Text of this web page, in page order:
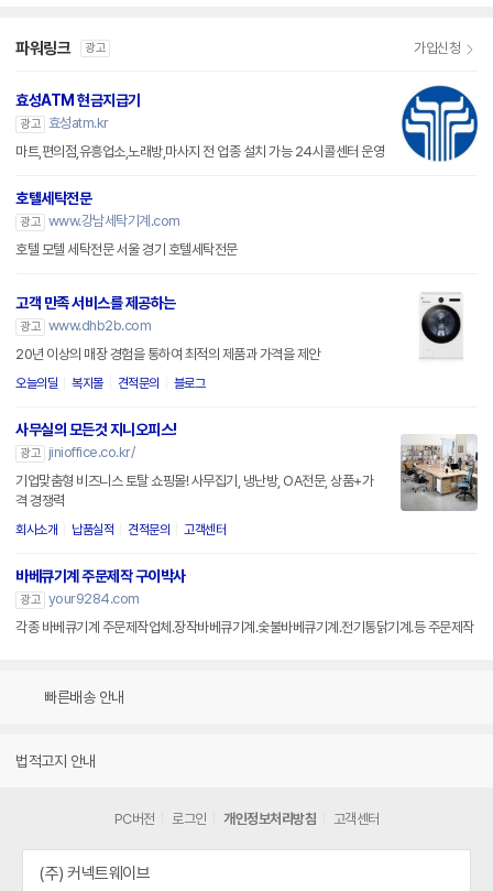
파워링크 광고 가입신청
효성ATM 현금지급기
광고 효성atm.kr
마트,편의점,유흥업소,노래방,마사지 전 업종 설치 가능 24시콜센터 운영
호텔세탁전문
광고 www.강남세탁기계.com
호텔 모텔 세탁전문 서울 경기 호텔세탁전문
고객 만족 서비스를 제공하는
광고 www.dhb2b.com
20년 이상의 매장 경험을 통하여 최적의 제품과 가격을 제안
오늘의딜 복지몰 견적문의 블로그
사무실의 모든것 지니오피스!
광고
jinioffice.co.kr/
기업맞춤형 비즈니스 토탈 쇼핑몰! 사무집기, 냉난방, OA전문, 상품+가
격 경쟁력
회사소개 납품실적 견적문의 고객센터
바베큐기계 주문제작 구이박사
광고 your9284.com
각종 바베큐기계 주문제작업체.장작바베큐기계.숯불바베큐기계.전기통닭기계.등 주문제작
빠른배송 안내
법적고지 안내
PC버전 로그인 개인정보처리방침 고객센터
(주) 커넥트웨이브